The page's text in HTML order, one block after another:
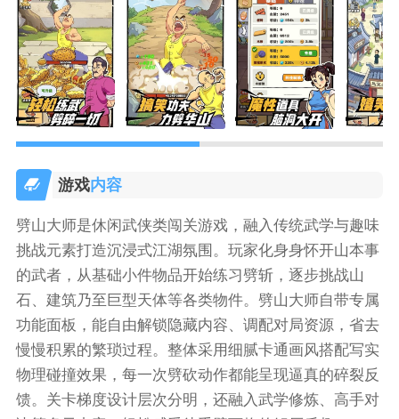
游戏内容
劈山大师是休闲武侠类闯关游戏，融入传统武学与趣味
挑战元素打造沉浸式江湖氛围。玩家化身身怀开山本事
的武者，从基础小件物品开始练习劈斩，逐步挑战山
石、建筑乃至巨型天体等各类物件。劈山大师自带专属
功能面板，能自由解锁隐藏内容、调配对局资源，省去
慢慢积累的繁琐过程。整体采用细腻卡通画风搭配写实
物理碰撞效果，每一次劈砍动作都能呈现逼真的碎裂反
馈。关卡梯度设计层次分明，还融入武学修炼、高手对